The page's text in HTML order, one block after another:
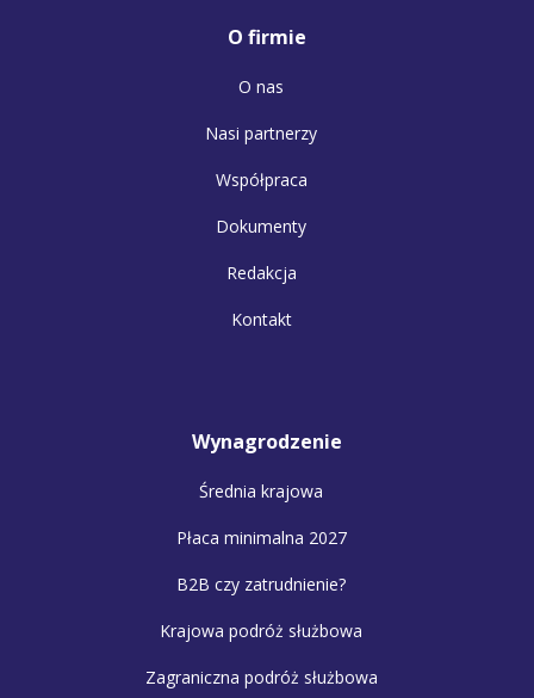
O firmie
O nas
Nasi partnerzy
Współpraca
Dokumenty
Redakcja
Kontakt
Wynagrodzenie
Średnia krajowa
Płaca minimalna 2027
B2B czy zatrudnienie?
Krajowa podróż służbowa
Zagraniczna podróż służbowa